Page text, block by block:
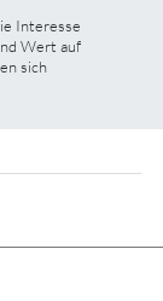
Interesse
Wert auf
sich